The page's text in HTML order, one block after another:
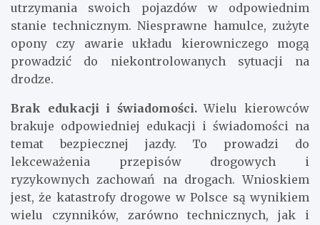
utrzymania swoich pojazdów w odpowiednim
stanie technicznym. Niesprawne hamulce, zużyte
opony czy awarie układu kierowniczego mogą
prowadzić do niekontrolowanych sytuacji na
drodze.
Brak edukacji i świadomości.Wielu kierowców
brakuje odpowiedniej edukacji i świadomości na
temat bezpiecznej jazdy. To prowadzi do
lekceważenia przepisów drogowych i
ryzykownych zachowań na drogach. Wnioskiem
jest, że katastrofy drogowe w Polsce są wynikiem
wielu czynników, zarówno technicznych, jak i